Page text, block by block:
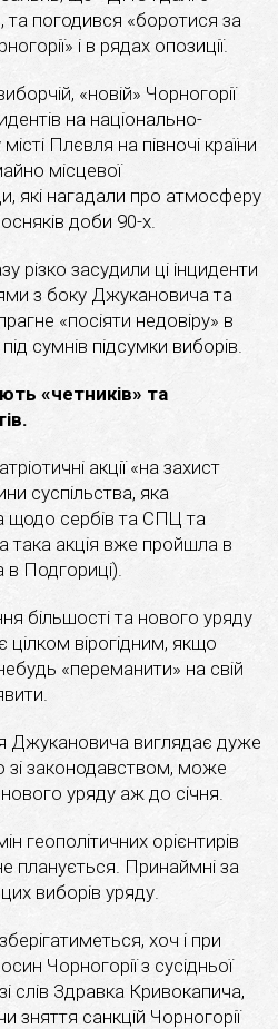
та погодився «боротися за
і в рядах опозиції.
«новій» Чорногорії
на національно-
місті Плєвля на півночі країни
місцевої
які нагадали про атмосферу
доби 90-х.
різко засудили ці інциденти
з боку Джукановича та
«посіяти недовіру» в
сумнів підсумки виборів.
«четників» та
акції «на захист
суспільства, яка
щодо сербів та СПЦ та
акція вже пройшла в
Подгориці).
більшості та нового уряду
вірогідним, якщо
«переманити» на свій
Джукановича виглядає дуже
зі законодавством, може
уряду аж до січня.
геополітичних орієнтирів
планується. Принаймні за
виборів уряду.
хоч і при
Чорногорії з сусідньої
слів Здравка Кривокапича,
санкцій Чорногорії